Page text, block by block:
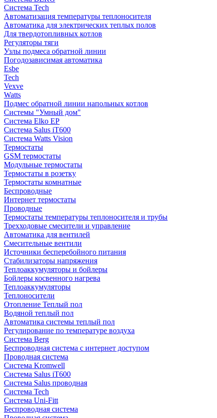
Система Tech
Автоматизация температуры теплоносителя
Автоматика для электрических теплых полов
Для твердотопливных котлов
Регуляторы тяги
Узлы подмеса обратной линии
Погодозависимая автоматика
Esbe
Tech
Vexve
Watts
Подмес обратной линии напольных котлов
Системы "Умный дом"
Система Elko EP
Система Salus iT600
Система Watts Vision
Термостаты
GSM термостаты
Модульные термостаты
Термостаты в розетку
Термостаты комнатные
Беспроводные
Интернет термостаты
Проводные
Термостаты температуры теплоносителя и трубы
Трехходовые смесители и управление
Автоматика для вентилей
Смесительные вентили
Источники бесперебойного питания
Стабилизаторы напряжения
Теплоаккумуляторы и бойлеры
Бойлеры косвенного нагрева
Теплоаккумуляторы
Теплоносители
Отопление Теплый пол
Водяной теплый пол
Автоматика системы теплый пол
Регулирование по температуре воздуха
Система Berg
Беспроводная система с интернет доступом
Проводная система
Система Kromwell
Система Salus iT600
Система Salus проводная
Система Tech
Система Uni-Fitt
Беспроводная система